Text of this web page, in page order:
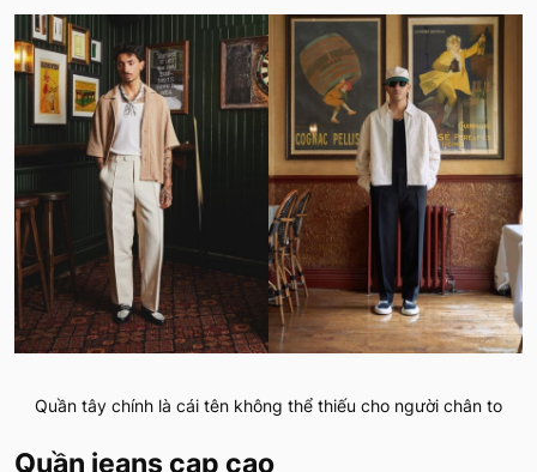
Quần tây chính là cái tên không thể thiếu cho người chân to
Quần jeans cạp cao